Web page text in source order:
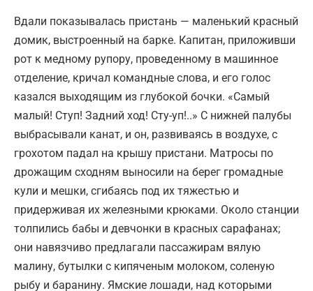
Вдали показывалась пристань — маленький красный
домик, выстроенный на барке. Капитан, приложивши
рот к медному рупору, проведенному в машинное
отделение, кричал командные слова, и его голос
казался выходящим из глубокой бочки. «Самый
малый! Ступ! Задний ход! Сту-уп!..» С нижней палубы
выбрасывали канат, и он, развиваясь в воздухе, с
грохотом падал на крышу пристани. Матросы по
дрожащим сходням выносили на берег громадные
кули и мешки, сгибаясь под их тяжестью и
придерживая их железными крюками. Около станции
толпились бабы и девчонки в красных сарафанах;
они навязчиво предлагали пассажирам вялую
малину, бутылки с кипяченым молоком, соленую
рыбу и баранину. Ямские лошади, над которыми